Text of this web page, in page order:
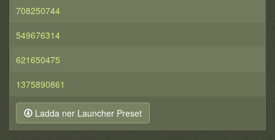
708250744
549676314
621650475
1375890861
Ladda ner Launcher Preset